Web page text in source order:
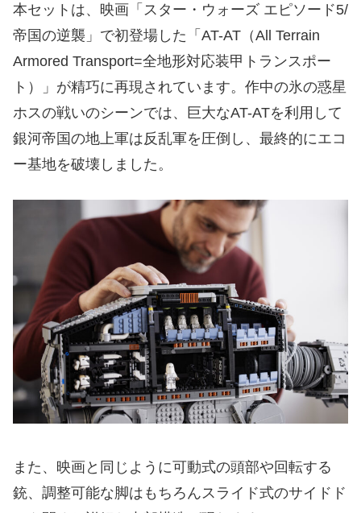
本セットは、映画「スター・ウォーズ エピソード5/
帝国の逆襲」で初登場した「AT-AT（All Terrain
Armored Transport=全地形対応装甲トランスポー
ト）」が精巧に再現されています。作中の氷の惑星
ホスの戦いのシーンでは、巨大なAT-ATを利用して
銀河帝国の地上軍は反乱軍を圧倒し、最終的にエコ
ー基地を破壊しました。
また、映画と同じように可動式の頭部や回転する
銃、調整可能な脚はもちろんスライド式のサイドド